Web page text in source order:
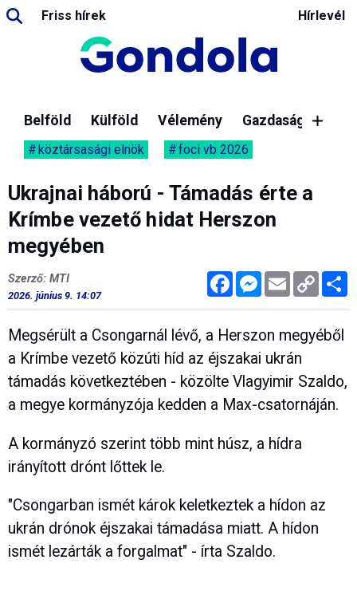
Friss hírek Hírlevél
Belföld Külföld Vélemény Gazdaság
köztársasági elnök foci vb 2026
Ukrajnai háború - Támadás érte a
Krímbe vezető hidat Herszon
megyében
FacebookMessenger
Email Copy
Link
Szerző: MTI
2026. június 9. 14:07
Megsérült a Csongarnál lévő, a Herszon megyéből
a Krímbe vezető közúti híd az éjszakai ukrán
támadás következtében - közölte Vlagyimir Szaldo,
a megye kormányzója kedden a Max-csatornáján.
A kormányzó szerint több mint húsz, a hídra
irányított drónt lőttek le.
"Csongarban ismét károk keletkeztek a hídon az
ukrán drónok éjszakai támadása miatt. A hídon
ismét lezárták a forgalmat" - írta Szaldo.